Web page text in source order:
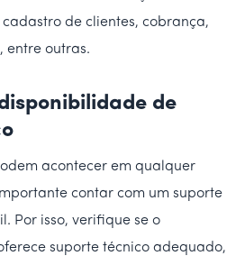
de clientes, cobrança,
entre outras.
de
acontecer em qualquer
contar com um suporte
Por isso, verifique se o
suporte técnico adequado,